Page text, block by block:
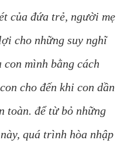
của đứa trẻ, người mẹ
cho những suy nghĩ
mình bằng cách
cho đến khi con dần
toàn. để từ bỏ những
quá trình hòa nhập